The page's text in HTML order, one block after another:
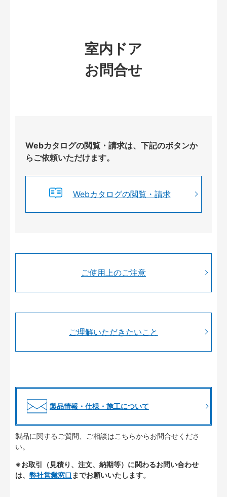
室内ドア
お問合せ
Webカタログの閲覧・請求は、下記のボタンか
らご依頼いただけます。
Webカタログの閲覧・請求
ご使用上のご注意
ご理解いただきたいこと
製品情報・仕様・施工について
製品に関するご質問、ご相談はこちらからお問合せくださ
い。
※お取引（見積り、注文、納期等）に関わるお問い合わせ
は、 弊社営業窓口 までお願いいたします。